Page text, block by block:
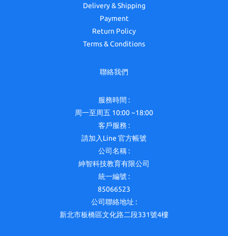
Delivery & Shipping
Payment
Return Policy
Terms & Conditions
聯絡我們
服務時間 :
周一至周五 10:00 ~18:00
客戶服務 :
請加入Line 官方帳號
公司名稱 :
紳智科技教育有限公司
統一編號 :
85066523
公司聯絡地址 :
新北市板橋區文化路二段331號4樓